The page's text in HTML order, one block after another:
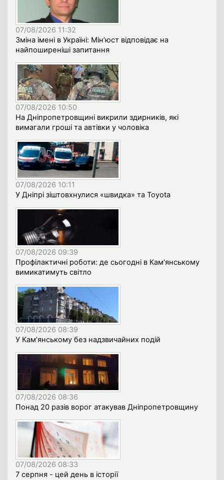
07/08/2026 11:32
Зміна імені в Україні: Мін’юст відповідає на
найпоширеніші запитання
07/08/2026 10:50
На Дніпропетровщині викрили здирників, які
вимагали гроші та автівки у чоловіка
07/08/2026 10:11
У Дніпрі зіштовхнулися «швидка» та Toyota
07/08/2026 09:39
Профілактичні роботи: де сьогодні в Кам'янському
вимикатимуть світло
07/08/2026 08:39
У Кам’янському без надзвичайних подій
07/08/2026 08:36
Понад 20 разів ворог атакував Дніпропетровщину
07/08/2026 08:33
7 серпня - цей день в історії